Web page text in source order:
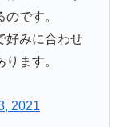
です。
好みに合わせ
ます。
2021